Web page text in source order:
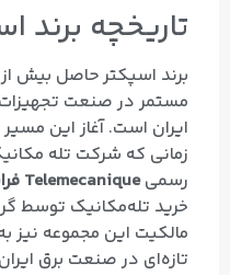
تاریخچه برند
برند اسپکتر حاصل بیش
مستمر در صنعت
زمانی که شرکت تله‌
رسمیTelemecanique فرانسه
خرید تله‌مکانیک توسط
مالکیت این مجموعه نیز
تازه‌ای در صنعت برق